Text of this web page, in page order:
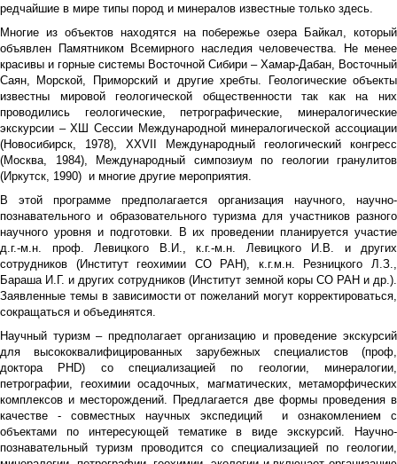
редчайшие в мире типы пород и минералов известные только здесь.
Многие из объектов находятся на побережье озера Байкал, который
объявлен Памятником Всемирного наследия человечества. Не менее
красивы и горные системы Восточной Сибири – Хамар-Дабан, Восточный
Саян, Морской, Приморский и другие хребты. Геологические объекты
известны мировой геологической общественности так как на них
проводились геологические, петрографические, минералогические
экскурсии – ХШ Сессии Международной минералогической ассоциации
(Новосибирск, 1978), XXVII Международный геологический конгресс
(Москва, 1984), Международный симпозиум по геологии гранулитов
(Иркутск, 1990) и многие другие мероприятия.
В этой программе предполагается организация научного, научно-
познавательного и образовательного туризма для участников разного
научного уровня и подготовки. В их проведении планируется участие
д.г.-м.н. проф. Левицкого В.И., к.г.-м.н. Левицкого И.В. и других
сотрудников (Институт геохимии СО РАН), к.г.м.н. Резницкого Л.З.,
Бараша И.Г. и других сотрудников (Институт земной коры СО РАН и др.).
Заявленные темы в зависимости от пожеланий могут корректироваться,
сокращаться и объединятся.
Научный туризм – предполагает организацию и проведение экскурсий
для высококвалифицированных зарубежных специалистов (проф,
доктора PHD) со специализацией по геологии, минералогии,
петрографии, геохимии осадочных, магматических, метаморфических
комплексов и месторождений. Предлагается две формы проведения в
качестве - совместных научных экспедиций и ознакомлением с
объектами по интересующей тематике в виде экскурсий. Научно-
познавательный туризм проводится со специализацией по геологии,